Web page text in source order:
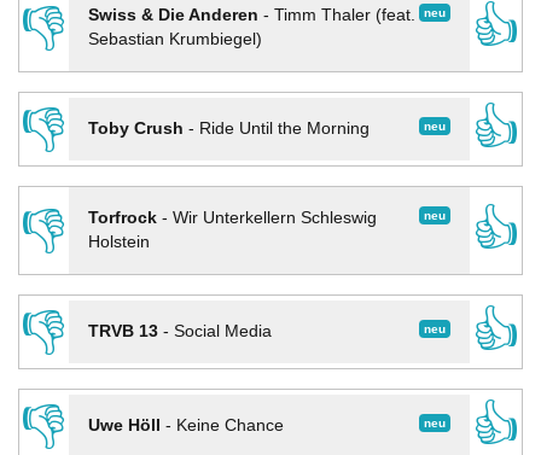
👎
neu
Swiss & Die Anderen - Timm Thaler (feat.
Sebastian Krumbiegel)
👍
👎
neu
Toby Crush - Ride Until the Morning
👍
👎
neu
Torfrock- Wir Unterkellern Schleswig
Holstein
👍
👎
neu
TRVB 13- Social Media
👍
👎
neu
Uwe Höll - Keine Chance
👍